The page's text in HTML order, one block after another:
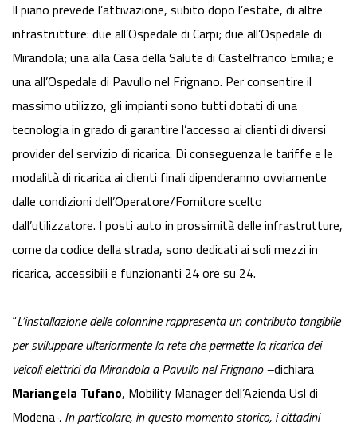
Il piano prevede l’attivazione, subito dopo l’estate, di altre
infrastrutture: due all’Ospedale di Carpi; due all’Ospedale di
Mirandola; una alla Casa della Salute di Castelfranco Emilia; e
una all’Ospedale di Pavullo nel Frignano. Per consentire il
massimo utilizzo, gli impianti sono tutti dotati di una
tecnologia in grado di garantire l’accesso ai clienti di diversi
provider del servizio di ricarica. Di conseguenza le tariffe e le
modalità di ricarica ai clienti finali dipenderanno ovviamente
dalle condizioni dell’Operatore/Fornitore scelto
dall’utilizzatore. I posti auto in prossimità delle infrastrutture,
come da codice della strada, sono dedicati ai soli mezzi in
ricarica, accessibili e funzionanti 24 ore su 24.
“L’installazione delle colonnine rappresenta un contributo tangibile
per sviluppare ulteriormente la rete che permette la ricarica dei
veicoli elettrici da Mirandola a Pavullo nel Frignano –dichiara
Mariangela Tufano, Mobility Manager dell’Azienda Usl di
Modena-. In particolare, in questo momento storico, i cittadini